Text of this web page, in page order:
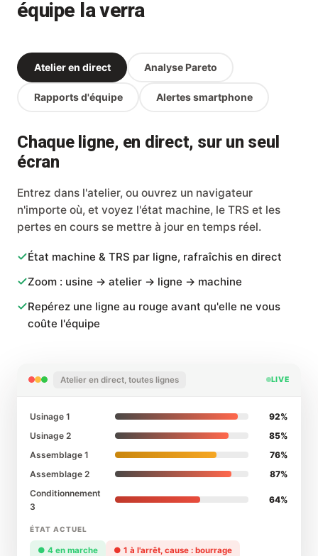
équipe la verra
Atelier en direct Analyse Pareto
Rapports d'équipe Alertes smartphone
Chaque ligne, en direct, sur un seul
écran
Entrez dans l'atelier, ou ouvrez un navigateur
n'importe où, et voyez l'état machine, le TRS et les
pertes en cours se mettre à jour en temps réel.
État machine & TRS par ligne, rafraîchis en direct
Zoom : usine → atelier → ligne → machine
Repérez une ligne au rouge avant qu'elle ne vous
coûte l'équipe
Atelier en direct, toutes lignes LIVE
Usinage 1
92%
Usinage 2
85%
Assemblage 1
76%
Assemblage 2
87%
Conditionnement
3
64%
ÉTAT ACTUEL
● 4 en marche ● 1 à l'arrêt, cause : bourrage